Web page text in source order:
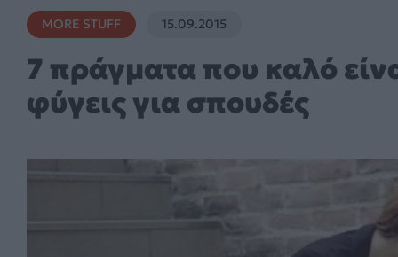
MORE STUFF 15.09.2015
7 πράγματα που καλό
φύγεις για σπουδές